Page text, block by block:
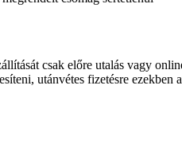
csak előre utalás vagy
utánvétes fizetésre ezekben